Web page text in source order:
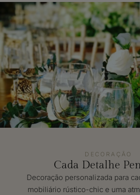
DECORAÇÃO
Cada Detalhe
Decoração personalizada para
mobiliário rústico-chic e uma